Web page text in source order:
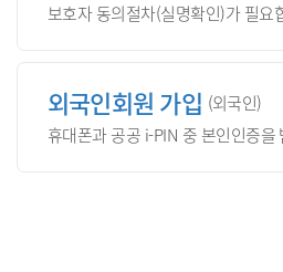
보호자 동의절차(실명확인)가 필요
외국인회원 가입 (외국인)
휴대폰과 공공 i-PIN 중 본인인증을